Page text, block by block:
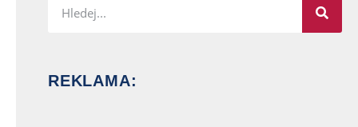
REKLAMA: